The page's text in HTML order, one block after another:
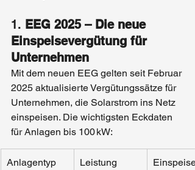
1. EEG 2025 – Die neue
Einspeisevergütung für
Unternehmen
Mit dem neuen EEG gelten seit Februar
2025 aktualisierte Vergütungssätze für
Unternehmen, die Solarstrom ins Netz
einspeisen. Die wichtigsten Eckdaten
für Anlagen bis 100 kW:
Anlagentyp Leistung